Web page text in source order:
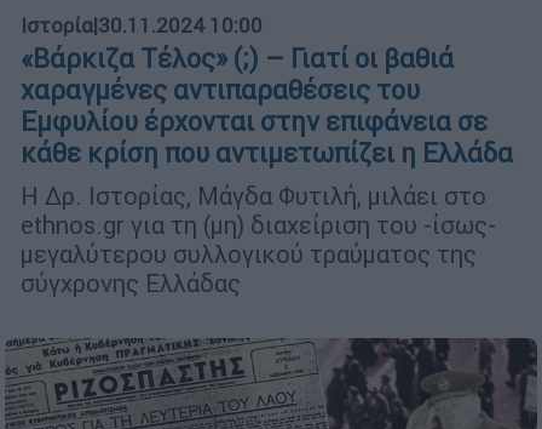
Ιστορία|30.11.2024 10:00
«Βάρκιζα Τέλος» (;) – Γιατί οι βαθιά
χαραγμένες αντιπαραθέσεις του
Εμφυλίου έρχονται στην επιφάνεια σε
κάθε κρίση που αντιμετωπίζει η Ελλάδα
Η Δρ. Ιστορίας, Μάγδα Φυτιλή, μιλάει στο
ethnos.gr για τη (μη) διαχείριση του -ίσως-
μεγαλύτερου συλλογικού τραύματος της
σύγχρονης Ελλάδας